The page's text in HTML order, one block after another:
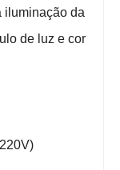
iluminação da
de luz e cor